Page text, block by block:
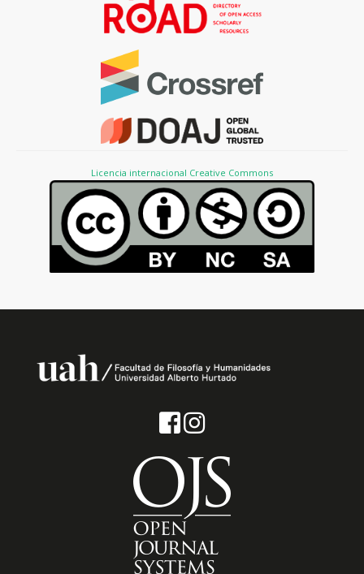
Licencia internacional Creative Commons